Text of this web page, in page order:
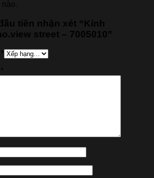
tiên nhận xét “Kính
street – 7005010”
*
*